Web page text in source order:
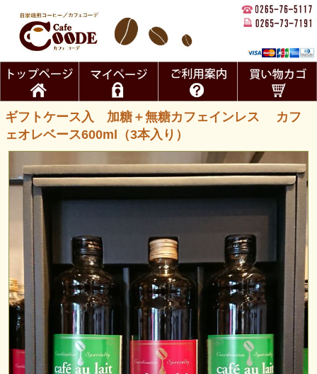
ギフトケース入 加糖＋無糖カフェインレス カフ
ェオレベース600ml（3本入り）